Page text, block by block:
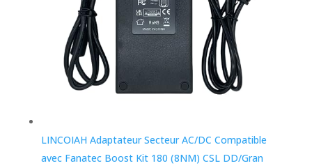
LINCOIAH Adaptateur Secteur AC/DC Compatible
avec Fanatec Boost Kit 180 (8NM) CSL DD/Gran